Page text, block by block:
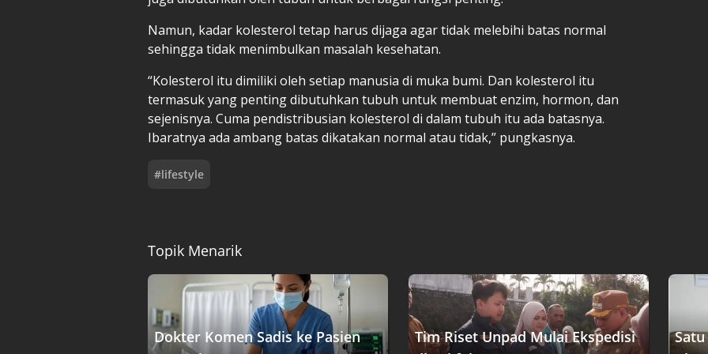
Namun, kadar kolesterol tetap harus dijaga agar tidak melebihi batas normal
sehingga tidak menimbulkan masalah kesehatan.
“Kolesterol itu dimiliki oleh setiap manusia di muka bumi. Dan kolesterol itu
termasuk yang penting dibutuhkan tubuh untuk membuat enzim, hormon, dan
sejenisnya. Cuma pendistribusian kolesterol di dalam tubuh itu ada batasnya.
Ibaratnya ada ambang batas dikatakan normal atau tidak,” pungkasnya.
#lifestyle
Topik Menarik
Dokter Komen Sadis ke Pasien
Tim Riset Unpad Mulai Ekspedisi